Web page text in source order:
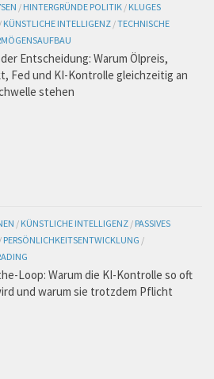
/ HINTERGRÜNDE POLITIK / KLUGES
/ KÜNSTLICHE INTELLIGENZ /TECHNISCHE
Entscheidung: Warum Ölpreis,
Fed und KI-Kontrolle gleichzeitig an
stehen
/ KÜNSTLICHE INTELLIGENZ / PASSIVES
/ PERSÖNLICHKEITSENTWICKLUNG /
Loop: Warum die KI-Kontrolle so oft
und warum sie trotzdem Pflicht